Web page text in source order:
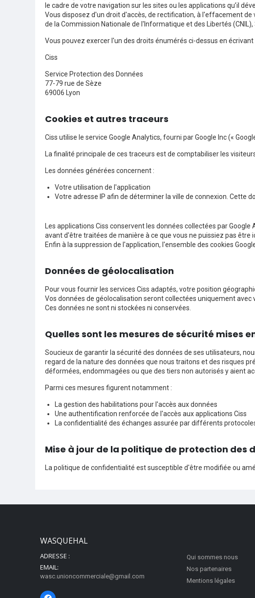
le cadre de votre navigation sur les sites ou les applications qu’il
Vous disposez d'un droit d'accès, de rectification, à l'effacement
de la Commission Nationale de l'Informatique et des Libertés (CNIL),
Vous pouvez exercer l'un des droits énumérés ci-dessus en
Ciss
Service Protection des Données
77-79 rue de Sèze
69006 Lyon
Cookies et autres traceurs
Ciss utilise le service Google Analytics, fourni par Google Inc («
La finalité principale de ces traceurs est de comptabiliser les
Les données générées concernent :
Votre utilisation de l'application
Votre adresse IP afin de déterminer la ville de connexion. Cette
Les applications Ciss conservent les données collectées par
avant d'être traitées de manière à ce que vous ne puissiez pas être
Enfin à la suppression de l'application, l'ensemble des cookies
Données de géolocalisation
Pour vous fournir les services Ciss adaptés, votre position
Vos données de géolocalisation seront collectées uniquement
Ces données ne sont ni stockées ni conservées.
Quelles sont les mesures de sécurité mises
Soucieux de garantir la sécurité des données de ses utilisateurs,
regard de la nature des données que nous traitons et des risques
déformées, endommagées ou que des tiers non autorisés y aient
Parmi ces mesures figurent notamment :
La gestion des habilitations pour l'accès aux données
Une authentification renforcée de l'accès aux applications Ciss
La confidentialité des échanges assurée par différents
Mise à jour de la politique de protection des
La politique de confidentialité est susceptible d'être modifiée ou
WASQUEHAL
ADRESSE :
EMAIL:
wasc.unioncommerciale@gmail.com
Qui sommes nous
Nos partenaires
Mentions légales